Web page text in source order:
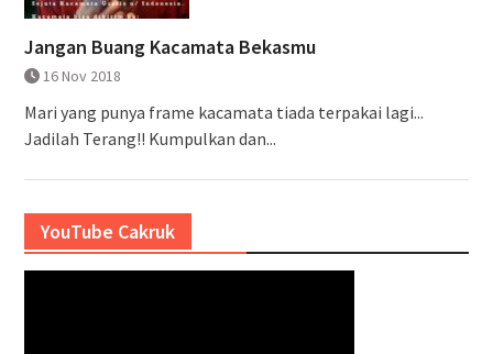
Jangan Buang Kacamata Bekasmu
16 Nov 2018
Mari yang punya frame kacamata tiada terpakai lagi...
Jadilah Terang!! Kumpulkan dan...
YouTube Cakruk